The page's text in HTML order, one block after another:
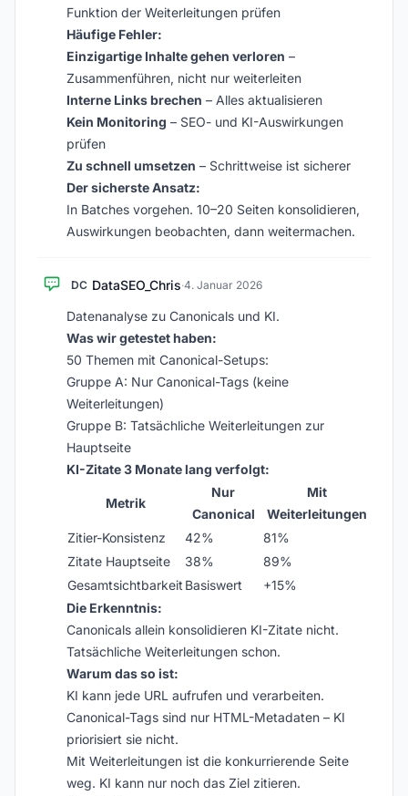
Funktion der Weiterleitungen prüfen
Häufige Fehler:
Einzigartige Inhalte gehen verloren –
Zusammenführen, nicht nur weiterleiten
Interne Links brechen – Alles aktualisieren
Kein Monitoring – SEO- und KI-Auswirkungen
prüfen
Zu schnell umsetzen – Schrittweise ist sicherer
Der sicherste Ansatz:
In Batches vorgehen. 10–20 Seiten konsolidieren,
Auswirkungen beobachten, dann weitermachen.
DC DataSEO_Chris·4. Januar 2026
Datenanalyse zu Canonicals und KI.
Was wir getestet haben:
50 Themen mit Canonical-Setups:
Gruppe A: Nur Canonical-Tags (keine
Weiterleitungen)
Gruppe B: Tatsächliche Weiterleitungen zur
Hauptseite
KI-Zitate 3 Monate lang verfolgt:
Metrik
Nur
Canonical
Mit
Weiterleitungen
Zitier-Konsistenz
42%
81%
Zitate Hauptseite
38%
89%
Gesamtsichtbarkeit Basiswert
+15%
Die Erkenntnis:
Canonicals allein konsolidieren KI-Zitate nicht.
Tatsächliche Weiterleitungen schon.
Warum das so ist:
KI kann jede URL aufrufen und verarbeiten.
Canonical-Tags sind nur HTML-Metadaten – KI
priorisiert sie nicht.
Mit Weiterleitungen ist die konkurrierende Seite
weg. KI kann nur noch das Ziel zitieren.